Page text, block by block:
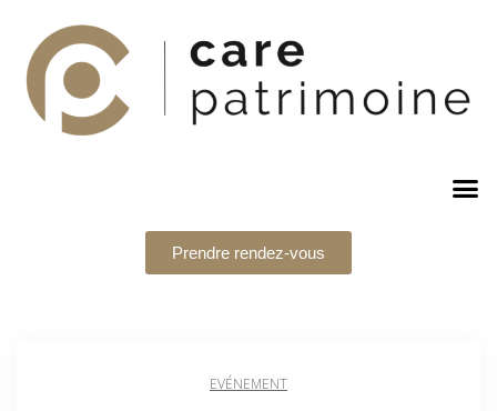
Prendre rendez-vous
EVÉNEMENT